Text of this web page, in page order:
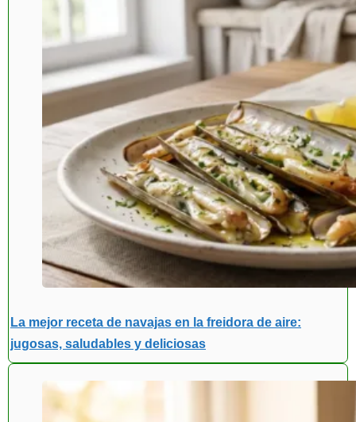
La mejor receta de navajas en la freidora de aire:
jugosas, saludables y deliciosas